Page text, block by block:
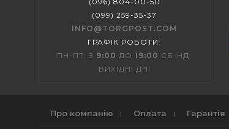
(099) 259-35-37
INFO@TORGPOST.COM
ГРАФІК РОБОТИ :
ПН-ПТ: З 9:00 ДО19:00 СБ-НД:
ВИХІДНІ ДНІ
Про компанію Оплата Гарантія